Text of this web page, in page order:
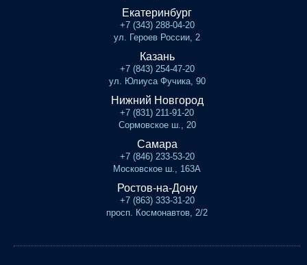
Екатеринбург
+7 (343) 288-04-20
ул. Героев России, 2
Казань
+7 (843) 254-47-20
ул. Юлиуса Фучика, 90
Нижний Новгород
+7 (831) 211-91-20
Сормовское ш., 20
Самара
+7 (846) 233-53-20
Московское ш., 163А
Ростов-на-Дону
+7 (863) 333-31-20
просп. Космонавтов, 2/2